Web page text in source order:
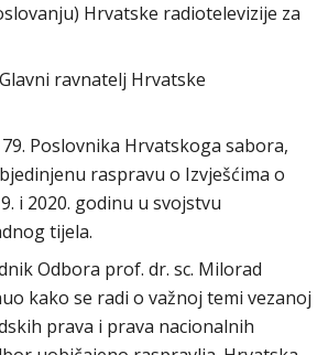
Hrvatske radiotelevizije za
ravnatelj Hrvatske
Poslovnika Hrvatskoga sabora,
raspravu o Izvješćima o
i 2020. godinu u svojstvu
tijela.
Odbora prof. dr. sc. Milorad
kako se radi o važnoj temi vezanoj
prava i prava nacionalnih